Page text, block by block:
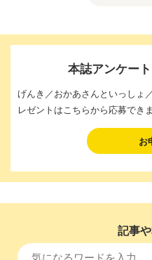
本誌アンケー
げんき／おかあさんといっしょ
レゼントはこちらから応募できま
お
記事